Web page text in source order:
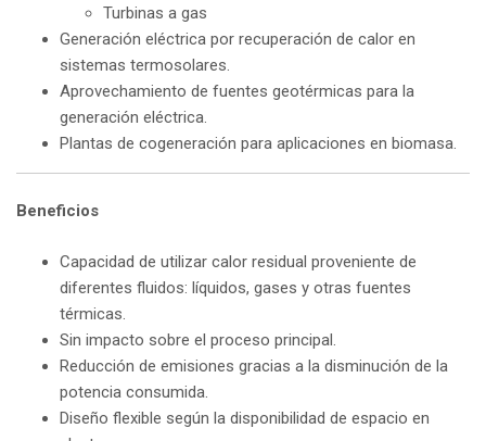
Turbinas a gas
Generación eléctrica por recuperación de calor en
sistemas termosolares.
Aprovechamiento de fuentes geotérmicas para la
generación eléctrica.
Plantas de cogeneración para aplicaciones en biomasa.
Beneficios
Capacidad de utilizar calor residual proveniente de
diferentes fluidos: líquidos, gases y otras fuentes
térmicas.
Sin impacto sobre el proceso principal.
Reducción de emisiones gracias a la disminución de la
potencia consumida.
Diseño flexible según la disponibilidad de espacio en